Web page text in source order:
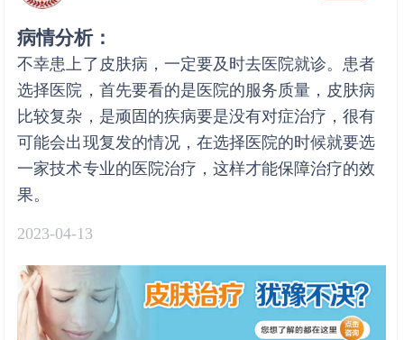
病情分析：
不幸患上了皮肤病，一定要及时去医院就诊。患者
选择医院，首先要看的是医院的服务质量，皮肤病
比较复杂，是顽固的疾病要是没有对症治疗，很有
可能会出现复发的情况，在选择医院的时候就要选
一家技术专业的医院治疗，这样才能保障治疗的效
果。
2023-04-13